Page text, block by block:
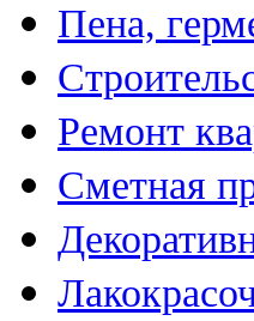
Пена,
Ремонт
Сметная